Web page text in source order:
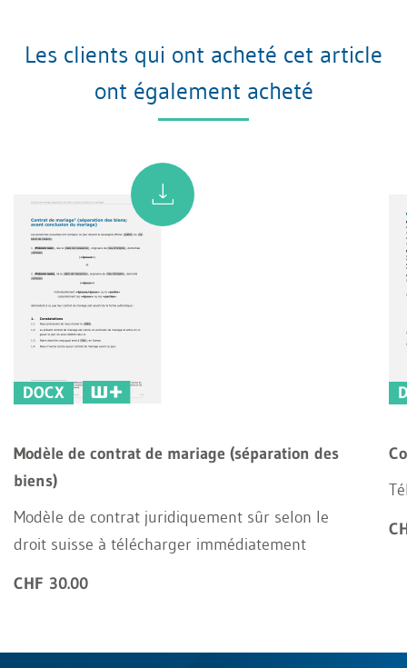
Les clients qui ont acheté cet article
ont également acheté
DOCX
Modèle de contrat de mariage (séparation des
biens)
Modèle de contrat juridiquement sûr selon le
droit suisse à télécharger immédiatement
CHF 30.00